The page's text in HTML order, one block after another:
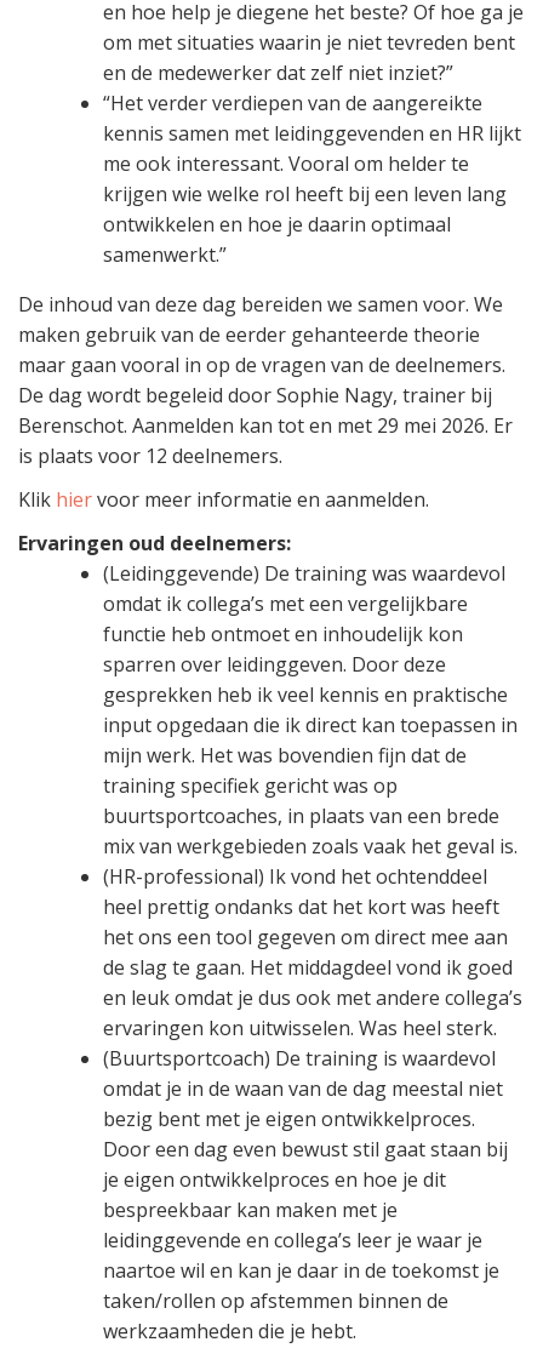
en hoe help je diegene het beste? Of hoe ga je
om met situaties waarin je niet tevreden bent
en de medewerker dat zelf niet inziet?”
“Het verder verdiepen van de aangereikte
kennis samen met leidinggevenden en HR lijkt
me ook interessant. Vooral om helder te
krijgen wie welke rol heeft bij een leven lang
ontwikkelen en hoe je daarin optimaal
samenwerkt.”
De inhoud van deze dag bereiden we samen voor. We
maken gebruik van de eerder gehanteerde theorie
maar gaan vooral in op de vragen van de deelnemers.
De dag wordt begeleid door Sophie Nagy, trainer bij
Berenschot. Aanmelden kan tot en met 29 mei 2026. Er
is plaats voor 12 deelnemers.
Klik hiervoor meer informatie en aanmelden.
Ervaringen oud deelnemers:
(Leidinggevende) De training was waardevol
omdat ik collega’s met een vergelijkbare
functie heb ontmoet en inhoudelijk kon
sparren over leidinggeven. Door deze
gesprekken heb ik veel kennis en praktische
input opgedaan die ik direct kan toepassen in
mijn werk. Het was bovendien fijn dat de
training specifiek gericht was op
buurtsportcoaches, in plaats van een brede
mix van werkgebieden zoals vaak het geval is.
(HR-professional) Ik vond het ochtenddeel
heel prettig ondanks dat het kort was heeft
het ons een tool gegeven om direct mee aan
de slag te gaan. Het middagdeel vond ik goed
en leuk omdat je dus ook met andere collega’s
ervaringen kon uitwisselen. Was heel sterk.
(Buurtsportcoach) De training is waardevol
omdat je in de waan van de dag meestal niet
bezig bent met je eigen ontwikkelproces.
Door een dag even bewust stil gaat staan bij
je eigen ontwikkelproces en hoe je dit
bespreekbaar kan maken met je
leidinggevende en collega’s leer je waar je
naartoe wil en kan je daar in de toekomst je
taken/rollen op afstemmen binnen de
werkzaamheden die je hebt.